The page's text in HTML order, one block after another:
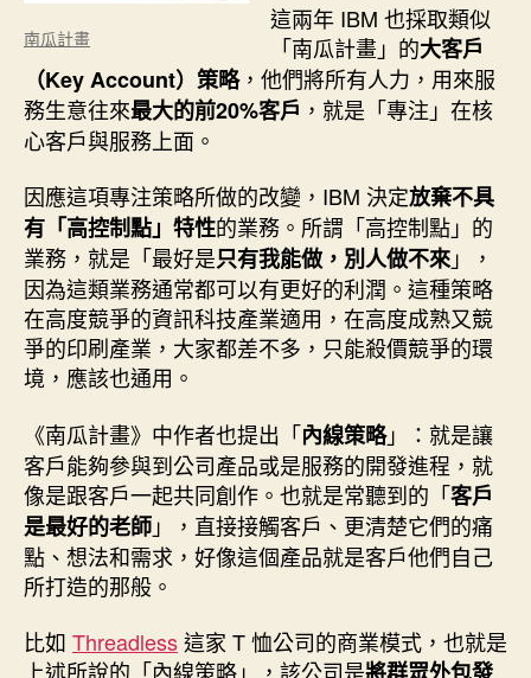
南瓜計畫
這兩年 IBM 也採取類似
「南瓜計畫」的大客戶
（Key Account）策略，他們將所有人力，用來服
務生意往來最大的前20%客戶 ，就是「專注」在核
心客戶與服務上面。
因應這項專注策略所做的改變，IBM 決定放棄不具
有「高控制點」特性的業務。所謂「高控制點」的
業務，就是「最好是只有我能做，別人做不來」，
因為這類業務通常都可以有更好的利潤。這種策略
在高度競爭的資訊科技產業適用，在高度成熟又競
爭的印刷產業，大家都差不多，只能殺價競爭的環
境，應該也通用。
《南瓜計畫》中作者也提出「內線策略」：就是讓
客戶能夠參與到公司產品或是服務的開發進程，就
像是跟客戶一起共同創作。也就是常聽到的「客戶
是最好的老師」，直接接觸客戶、更清楚它們的痛
點、想法和需求，好像這個產品就是客戶他們自己
所打造的那般。
比如 Threadless這家 T 恤公司的商業模式，也就是
上述所說的「內線策略」，該公司是